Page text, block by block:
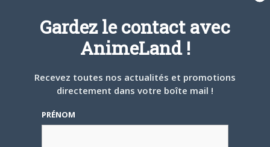
Se souvenir de moi
Gardez le contact avec
AnimeLand !
Recevez toutes nos actualités et promotions
directement dans votre boîte mail !
PRÉNOM